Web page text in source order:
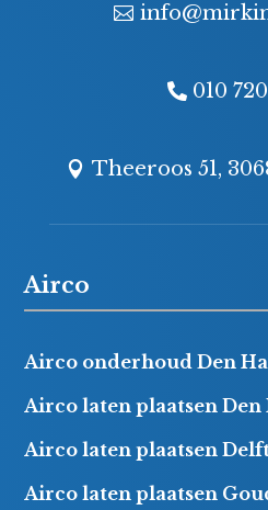
010
Theeroos 51,
Airco
Airco onderhoud Den
Airco laten plaatsen Den
Airco laten plaatsen
Airco laten plaatsen